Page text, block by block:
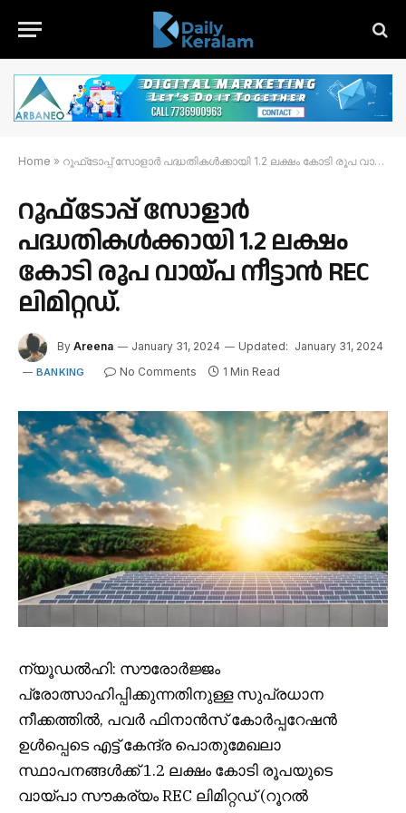
Home » റൂഫ്‌ടോപ്പ് സോളാർ പദ്ധതികൾക്കായി 1.2 ലക്ഷം കോടി രൂപ വായ്പ നീട്ടാൻ REC ലിമിറ്റഡ്.
റൂഫ്‌ടോപ്പ് സോളാർ
പദ്ധതികൾക്കായി 1.2 ലക്ഷം
കോടി രൂപ വായ്പ നീട്ടാൻ REC
ലിമിറ്റഡ്.
By Areena January 31, 2024 Updated: January 31, 2024
BANKING No Comments 1 Min Read
ന്യൂഡൽഹി: സൗരോർജ്ജം
പ്രോത്സാഹിപ്പിക്കുന്നതിനുള്ള സുപ്രധാന
നീക്കത്തിൽ, പവർ ഫിനാൻസ് കോർപ്പറേഷൻ
ഉൾപ്പെടെ എട്ട് കേന്ദ്ര പൊതുമേഖലാ
സ്ഥാപനങ്ങൾക്ക് 1.2 ലക്ഷം കോടി രൂപയുടെ
വായ്പാ സൗകര്യം REC ലിമിറ്റഡ് (റൂറൽ